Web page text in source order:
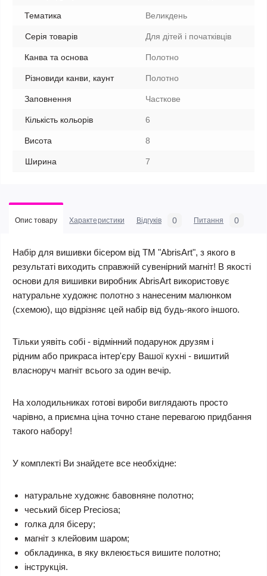
Тематика Великдень
Серія товарів Для дітей і початківців
Канва та основа Полотно
Різновиди канви, каунт Полотно
Заповнення Часткове
Кількість кольорів 6
Висота 8
Ширина 7
Опис товару Характеристики Відгуків 0 Питання 0
Набір для вишивки бісером від ТМ "AbrisArt", з якого в
результаті виходить справжній сувенірний магніт! В якості
основи для вишивки виробник AbrisArt використовує
натуральне художнє полотно з нанесеним малюнком
(схемою), що відрізняє цей набір від будь-якого іншого.
Тільки уявіть собі - відмінний подарунок друзям і
рідним або прикраса інтер'єру Вашої кухні - вишитий
власноруч магніт всього за один вечір.
На холодильниках готові вироби виглядають просто
чарівно, а приємна ціна точно стане перевагою придбання
такого набору!
У комплекті Ви знайдете все необхідне:
натуральне художнє бавовняне полотно;
чеський бісер Preciosa;
голка для бісеру;
магніт з клейовим шаром;
обкладинка, в яку вклеюється вишите полотно;
інструкція.